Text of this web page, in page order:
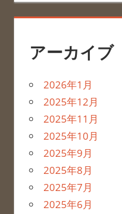
アーカイブ
2026年1月
2025年12月
2025年11月
2025年10月
2025年9月
2025年8月
2025年7月
2025年6月